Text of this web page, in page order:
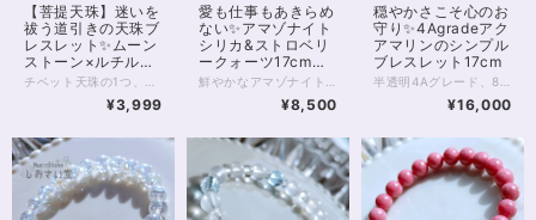
【菩提天珠】迷いを
祓う道引きの天珠ブ
レスレット✨ムーン
ストーン×ルチルク
ォーツ17.5cm
¥3,999
愛も仕事もあきらめ
ない✨アマゾナイト
シリカ&ストロベリ
ークォーツ17cmブ
レスレット
¥8,500
穏やかさこそ心のお
守り✨4Agradeアク
アマリンのシンプル
ブレスレット17cm
¥16,000